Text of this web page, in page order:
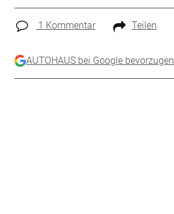
1 Kommentar Teilen
AUTOHAUS bei Google bevorzugen